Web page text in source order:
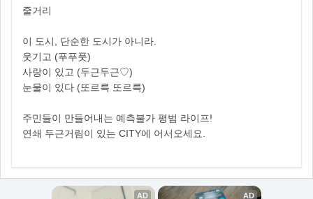
줄거리
이 도시, 단순한 도시가 아니라.
웃기고 (푸푸풋)
사랑이 있고 (두근두근♡)
눈물이 있다 (또르륵 또르륵)
주민들이 만들어내는 예측불가 평범 라이프!
연쇄 두근거림이 있는 CITY에 어서오세요.